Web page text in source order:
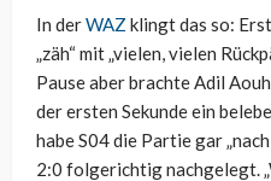
In derWAZ klingt das so:
„zäh“ mit „vielen, vielen
Pause aber brachte Adil
der ersten Sekunde ein
habe S04 die Partie gar
2:0 folgerichtig nachgelegt.